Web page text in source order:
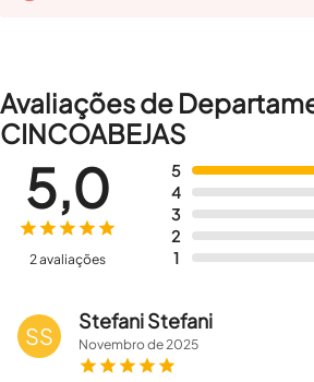
Avaliações de
CINCOABEJAS
5
4
3
2
1
5,0
2 avaliações
SS
Stefani Stefani
Novembrode2025